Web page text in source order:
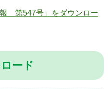
報 第547号」をダウンロー
ード